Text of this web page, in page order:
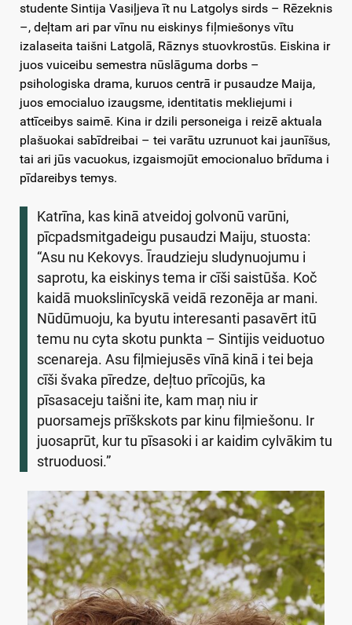
studente Sintija Vasiļjeva īt nu Latgolys sirds – Rēzeknis
–, deļtam ari par vīnu nu eiskinys fiļmiešonys vītu
izalaseita taišni Latgolā, Rāznys stuovkrostūs. Eiskina ir
juos vuiceibu semestra nūslāguma dorbs –
psihologiska drama, kuruos centrā ir pusaudze Maija,
juos emocialuo izaugsme, identitatis mekliejumi i
attīceibys saimē. Kina ir dzili personeiga i reizē aktuala
plašuokai sabīdreibai – tei varātu uzrunuot kai jaunīšus,
tai ari jūs vacuokus, izgaismojūt emocionaluo brīduma i
pīdareibys temys.
Katrīna, kas kinā atveidoj golvonū varūni,
pīcpadsmitgadeigu pusaudzi Maiju, stuosta:
“Asu nu Kekovys. Īraudzieju sludynuojumu i
saprotu, ka eiskinys tema ir cīši saistūša. Koč
kaidā muokslinīcyskā veidā rezonēja ar mani.
Nūdūmuoju, ka byutu interesanti pasavērt itū
temu nu cyta skotu punkta – Sintijis veiduotuo
scenareja. Asu fiļmiejusēs vīnā kinā i tei beja
cīši švaka pīredze, deļtuo prīcojūs, ka
pīsasaceju taišni ite, kam maņ niu ir
puorsamejs prīškskots par kinu fiļmiešonu. Ir
juosaprūt, kur tu pīsasoki i ar kaidim cylvākim tu
struoduosi.”